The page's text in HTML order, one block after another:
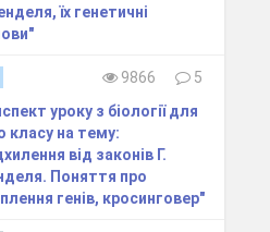
їх генетичні
9866
5
уроку з біології для
класу на тему:
від законів Г.
Поняття про
генів, кросинговер"